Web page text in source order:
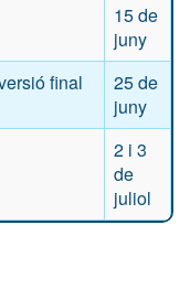
15 de
juny
final
25 de
juny
2 i 3
de
juliol